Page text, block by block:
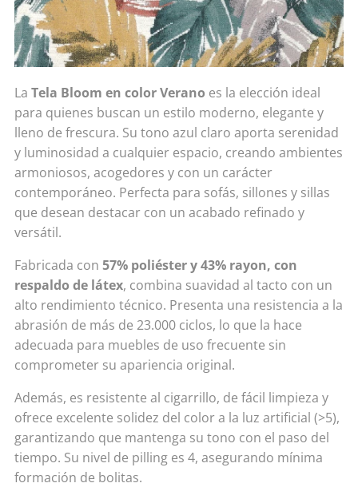
La Tela Bloom en color Verano es la elección ideal
para quienes buscan un estilo moderno, elegante y
lleno de frescura. Su tono azul claro aporta serenidad
y luminosidad a cualquier espacio, creando ambientes
armoniosos, acogedores y con un carácter
contemporáneo. Perfecta para sofás, sillones y sillas
que desean destacar con un acabado refinado y
versátil.
Fabricada con 57% poliéster y 43% rayon, con
respaldo de látex, combina suavidad al tacto con un
alto rendimiento técnico. Presenta una resistencia a la
abrasión de más de 23.000 ciclos, lo que la hace
adecuada para muebles de uso frecuente sin
comprometer su apariencia original.
Además, es resistente al cigarrillo, de fácil limpieza y
ofrece excelente solidez del color a la luz artificial (>5),
garantizando que mantenga su tono con el paso del
tiempo. Su nivel de pilling es 4, asegurando mínima
formación de bolitas.